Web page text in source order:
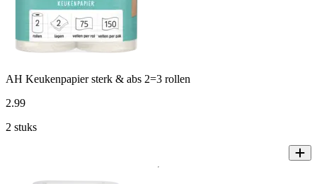
AH Keukenpapier sterk & abs 2=3 rollen
2.99
2 stuks